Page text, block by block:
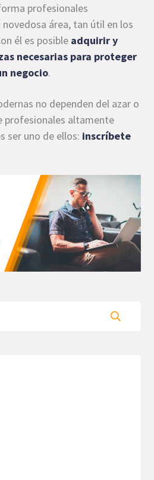
profesionales
área, tan útil en los
él es posible adquirir y
necesarias para proteger
negocio.
no dependen del azar o
profesionales altamente
ser uno de ellos: inscríbete